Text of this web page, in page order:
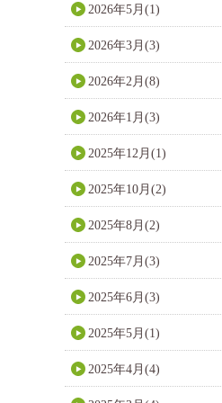
2026年5月(1)
2026年3月(3)
2026年2月(8)
2026年1月(3)
2025年12月(1)
2025年10月(2)
2025年8月(2)
2025年7月(3)
2025年6月(3)
2025年5月(1)
2025年4月(4)